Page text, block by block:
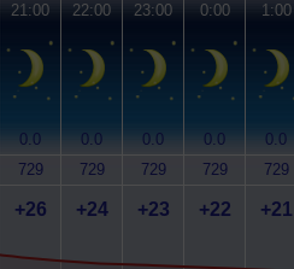
21:00
0.0
729
+26
22:00
0.0
729
+24
23:00
0.0
729
+23
0:00
0.0
729
+22
1:00
0.0
729
+21